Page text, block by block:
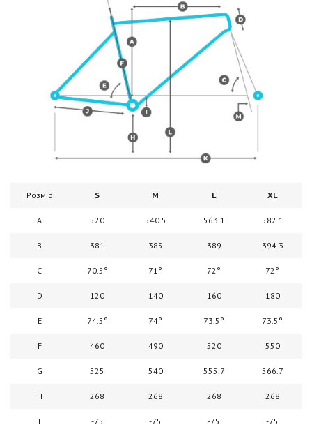
Розмір S M L XL
A 520 540.5 563.1 582.1
B 381 385 389 394.3
C 70.5° 71° 72° 72°
D 120 140 160 180
E 74.5° 74° 73.5° 73.5°
F 460 490 520 550
G 525 540 555.7 566.7
H 268 268 268 268
I -75 -75 -75 -75